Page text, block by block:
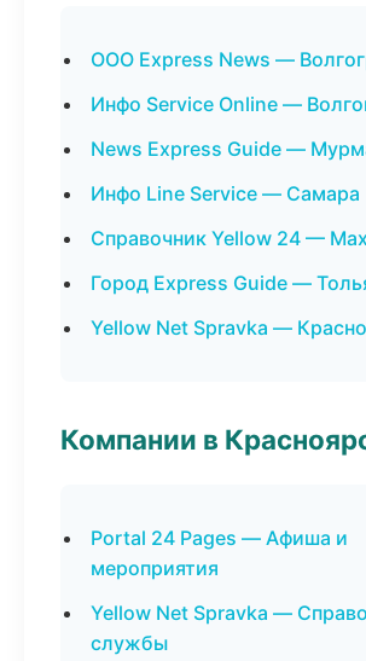
ООО Express News —
Инфо Service Online —
News Express Guide —
Инфо Line Service — Самара
Справочник Yellow 24 —
Город Express Guide —
Yellow Net Spravka —
Компании в
Portal 24 Pages — Афиша и
мероприятия
Yellow Net Spravka —
службы